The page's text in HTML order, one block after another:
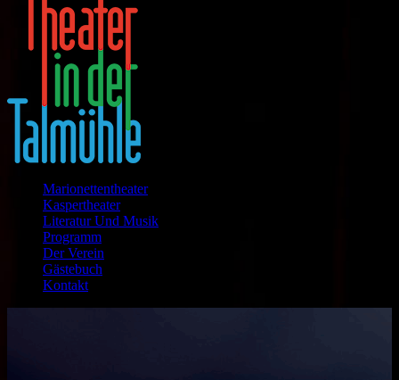
Marionettentheater
Kaspertheater
Literatur Und Musik
Programm
Der Verein
Gästebuch
Kontakt